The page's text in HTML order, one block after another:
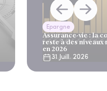
Epargne
Assurance-vie : la
reste à des niveaux
en 2026
31 Juill. 2026